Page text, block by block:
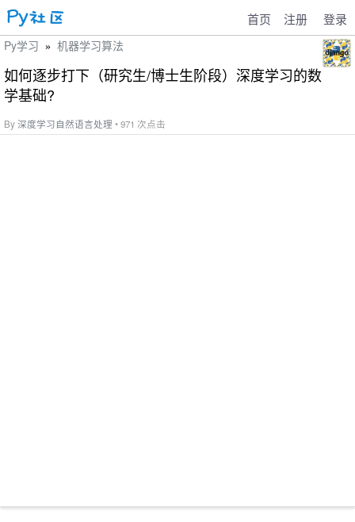
首页 注册 登录
Py学习 » 机器学习算法
如何逐步打下（研究生/博士生阶段）深度学习的数
学基础?
By深度学习自然语言处理 • 971 次点击